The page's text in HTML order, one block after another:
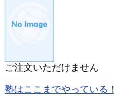
ご注文いただけません
塾はここまでやっている！